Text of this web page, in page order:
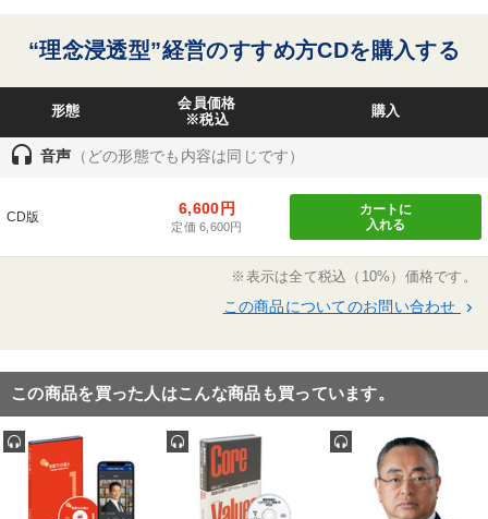
マーケティング ブランディング IT・デジタル活用
株式市場 デザイン スポーツ関係
労務問題・人事対策 ビジネスモデル 賃金制度
人事戦略 中村天風 インバウンド プロ経営者
両利きの経営 営業力強化 採用
お金の授業 モノづくり
事実績３万件、売上25億円。
“理念浸透型”経営のすすめ方CDを購入する
形態
会員価格
※税込
購入
headset 音声 （どの形態でも内容は同じです）
CD版 6,600円
定価 6,600円
カートに
入れる
※表示は全て税込（10%）価格です。
この商品についてのお問い合わせ keyboard_arrow_right
この商品を買った人はこんな商品も買っています。